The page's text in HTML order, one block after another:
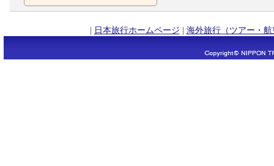
| 日本旅行ホームページ | 海外旅行（ツアー・航